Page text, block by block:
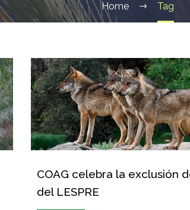
Home Tag
COAG celebra la exclusión
del LESPRE